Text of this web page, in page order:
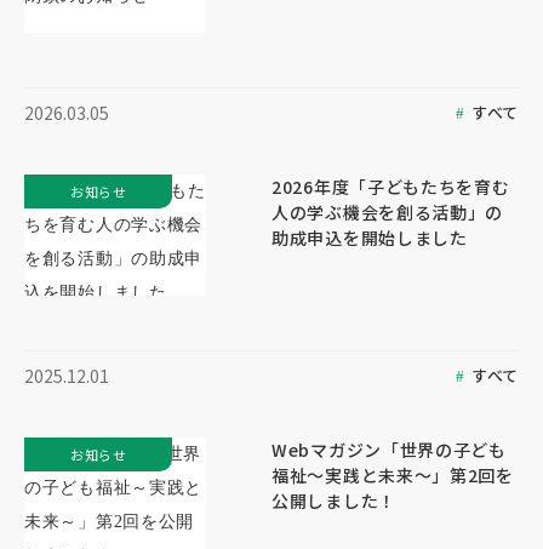
2026.03.05 すべて
2026年度「子どもたちを育む
人の学ぶ機会を創る活動」の
助成申込を開始しました
2025.12.01 すべて
お知らせ
Webマガジン「世界の子ども
福祉～実践と未来～」第2回を
公開しました！
お知らせ